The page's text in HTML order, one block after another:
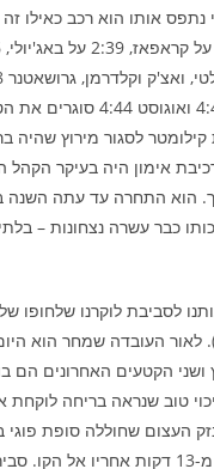
אותו הוא רכב כאילו זה
הצעירים ריקיטלו 4:43
60 וקצת קילומטר לסגור מירוץ
אימון היה בעיקר הקהל
כבר עשרה נצחונות –
לסביבת לוקרנו שלחופו
לאור העובדה שמחר הוא
ושני הקטעים האחרונים הם
טוב שנראה בריחה